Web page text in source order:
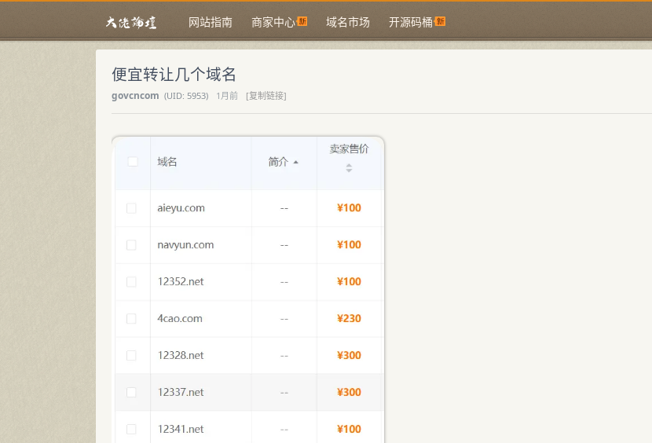
网站指南 商家中心 域名市场 开源码桶
便宜转让几个域名
govcncom (UID: 5953) 1月前
[复制链接]